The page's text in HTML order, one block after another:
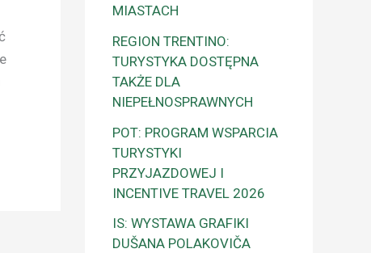
MIASTACH
REGION TRENTINO:
TURYSTYKA DOSTĘPNA
TAKŻE DLA
NIEPEŁNOSPRAWNYCH
POT: PROGRAM WSPARCIA
TURYSTYKI
PRZYJAZDOWEJ I
INCENTIVE TRAVEL 2026
IS: WYSTAWA GRAFIKI
DUŠANA POLAKOVIČA